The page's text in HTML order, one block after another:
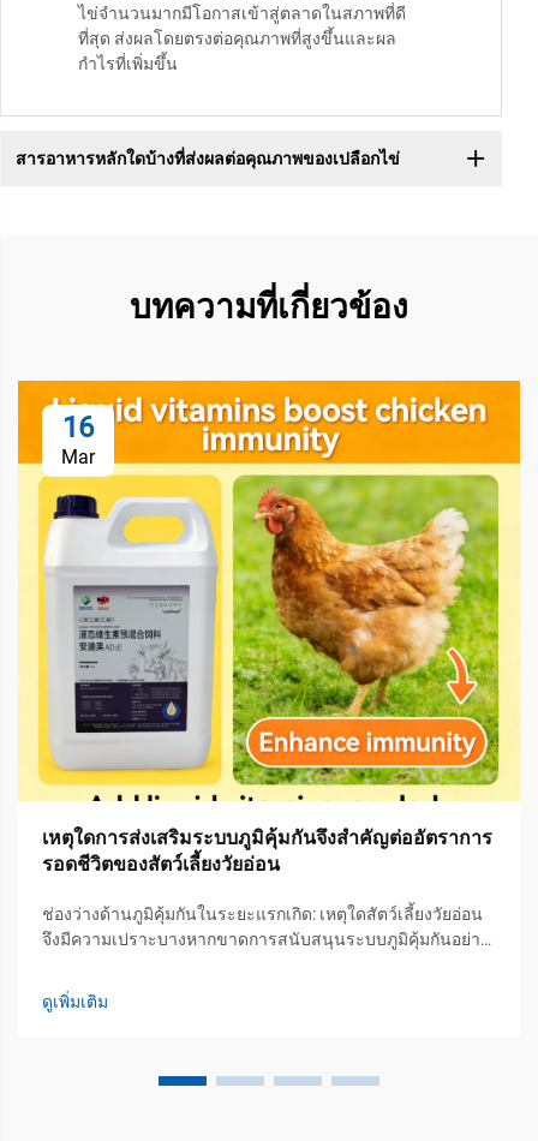
ไข่จำนวนมากมีโอกาสเข้าสู่ตลาดในสภาพที่ดี
ที่สุด ส่งผลโดยตรงต่อคุณภาพที่สูงขึ้นและผล
กำไรที่เพิ่มขึ้น
สารอาหารหลักใดบ้างที่ส่งผลต่อคุณภาพของเปลือกไข่
บทความที่เกี่ยวข้อง
16
Mar
เหตุใดการส่งเสริมระบบภูมิคุ้มกันจึงสำคัญต่ออัตราการ
รอดชีวิตของสัตว์เลี้ยงวัยอ่อน
ช่องว่างด้านภูมิคุ้มกันในระยะแรกเกิด: เหตุใดสัตว์เลี้ยงวัยอ่อน
จึงมีความเปราะบางหากขาดการสนับสนุนระบบภูมิคุ้มกันอย่าง
จำเพาะ และพึ่งพาการถ่ายโอนภูมิคุ้มกันแบบพาสซีฟ เมื่อสัตว์
เคี้ยวเอื้องวัยอ่อนเกิดมา ระบบภูมิคุ้มกันแบบจำเพาะของพวกมัน
ดูเพิ่มเติม